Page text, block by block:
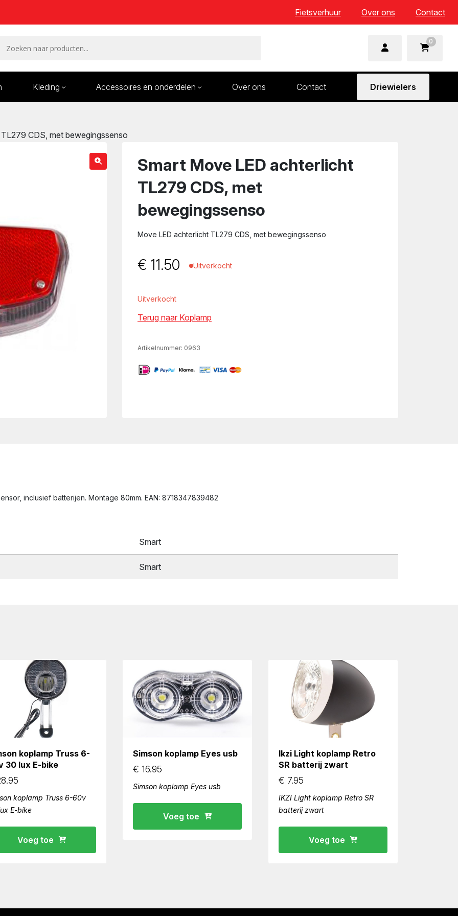
Fietsverhuur Over ons Contact
0
Kleding Accessoires en onderdelen
Onderdelen/Reparatie
Sturen
Over ons Contact Driewielers
CDS, met bewegingssenso
Smart Move LED achterlicht
TL279 CDS, met
bewegingssenso
Move LED achterlicht TL279 CDS, met bewegingssenso
€ 11.50 Uitverkocht
Uitverkocht
Terug naar Koplamp
Artikelnummer: 0963
inclusief batterijen. Montage 80mm. EAN: 8718347839482
Smart
Smart
koplamp Truss 6-
30 lux E-bike
koplamp Truss 6-60v
E-bike
Voeg toe
Simson koplamp Eyes usb
€ 16.95
Simson koplamp Eyes usb
Voeg toe
Ikzi Light koplamp Retro
SR batterij zwart
€ 7.95
IKZI Light koplamp Retro SR
batterij zwart
Voeg toe